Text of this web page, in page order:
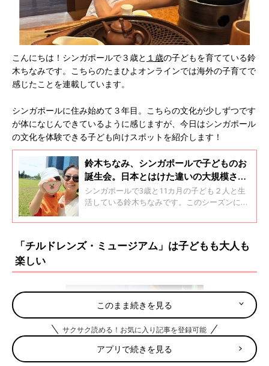
こんにちは！シンガポールで３歳と １歳の子どもを育てている鈴
木ちなみです。こちらのたまひよオンラインでは海外の子育てで
感じたことを連載しています。
シンガポールに住み始めて３年目。こちらの文化が少しずつです
が体になじんできているように感じますが、今日はシンガポール
の文化を体験できる子ども向けスポットを紹介します！
鈴木ちなみ、シンガポールで子どものお
誕生会。日本とはけた違いの大規模さに
驚きと緊張が解けず…
シンガポールで3歳と11カ月の子ども２人と生
活している鈴木ちなみです。このシーズンにな
準備して忙しくなります。さらにうれしいこと
の誕生日もたて続けにあったので誕生日会に招
いだろう」と贈り物もいろいろと考える時間が
「チルドレンズ・ミュージアム」は子どもも大人も
楽しい
このまま続きを見る
サクサク読める！お気に入り記事を登録可能
アプリで続きを見る